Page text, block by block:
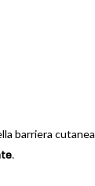
barriera cutanea